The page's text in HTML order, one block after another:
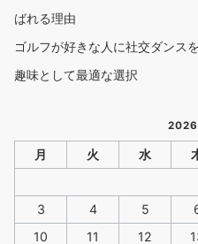
ばれる理由
ゴルフが好きな人に社交ダンス
趣味として最適な選択
2026
月 火 水
3
4 5
10
11 12